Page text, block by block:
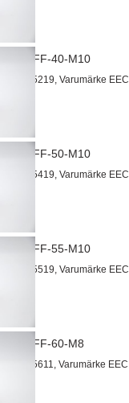
FF-40-M10
3015219, Varumärke EEC
FF-50-M10
3015419, Varumärke EEC
FF-55-M10
3015519, Varumärke EEC
FF-60-M8
3015611, Varumärke EEC